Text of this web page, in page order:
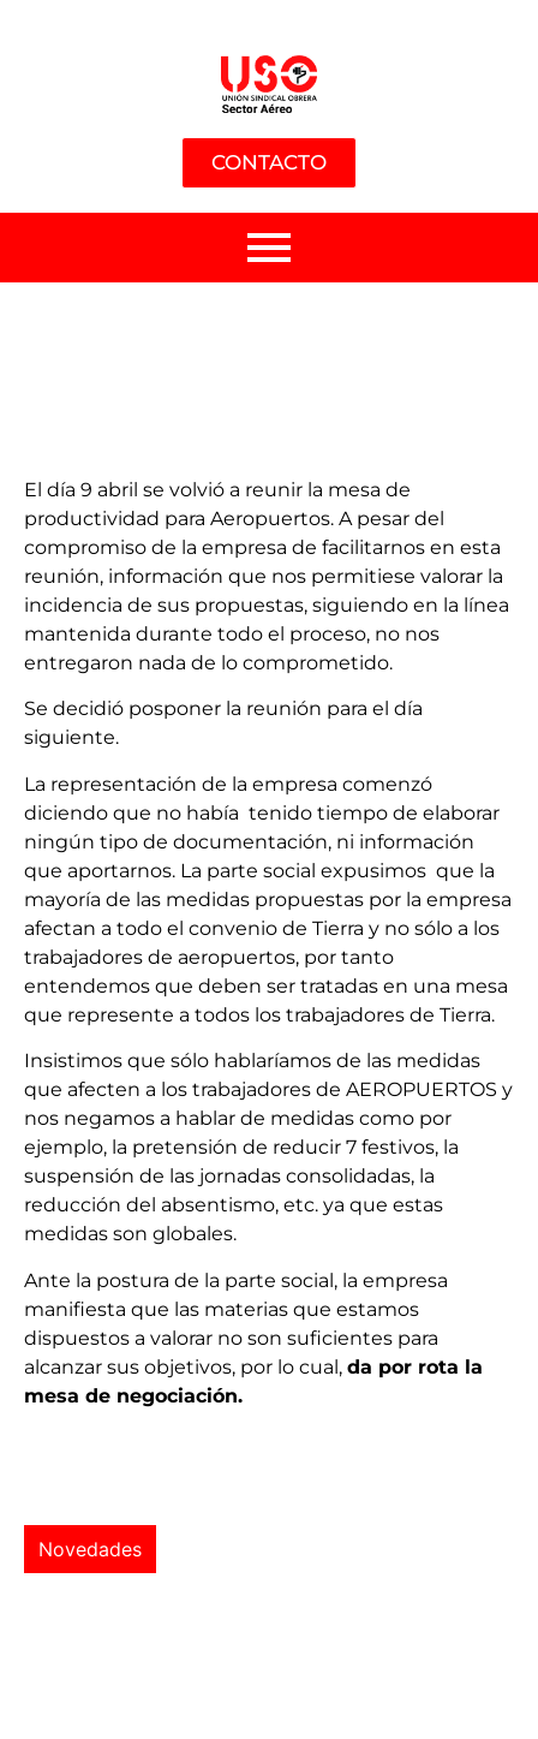
CONTACTO
El día 9 abril se volvió a reunir la mesa de
productividad para Aeropuertos. A pesar del
compromiso de la empresa de facilitarnos en esta
reunión, información que nos permitiese valorar la
incidencia de sus propuestas, siguiendo en la línea
mantenida durante todo el proceso, no nos
entregaron nada de lo comprometido.
Se decidió posponer la reunión para el día
siguiente.
La representación de la empresa comenzó
diciendo que no había tenido tiempo de elaborar
ningún tipo de documentación, ni información
que aportarnos. La parte social expusimos que la
mayoría de las medidas propuestas por la empresa
afectan a todo el convenio de Tierra y no sólo a los
trabajadores de aeropuertos, por tanto
entendemos que deben ser tratadas en una mesa
que represente a todos los trabajadores de Tierra.
Insistimos que sólo hablaríamos de las medidas
que afecten a los trabajadores de AEROPUERTOS y
nos negamos a hablar de medidas como por
ejemplo, la pretensión de reducir 7 festivos, la
suspensión de las jornadas consolidadas, la
reducción del absentismo, etc. ya que estas
medidas son globales.
Ante la postura de la parte social, la empresa
manifiesta que las materias que estamos
dispuestos a valorar no son suficientes para
alcanzar sus objetivos, por lo cual, da por rota la
mesa de negociación.
Novedades